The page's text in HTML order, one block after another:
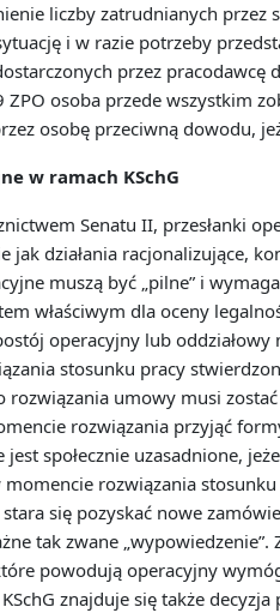
liczby zatrudnianych
i w razie potrzeby
przez
osoba przede wszystkim
osobę przeciwną dowodu,
w ramach KSchG
Senatu II, przesłanki
jak działania racjonalizujące,
muszą być „pilne” i
właściwym dla oceny
operacyjny lub
stosunku pracy
rozwiązania umowy musi
rozwiązania przyjąć
społecznie uzasadnione,
rozwiązania
się pozyskać nowe
tak zwane
powodują operacyjny
znajduje się także